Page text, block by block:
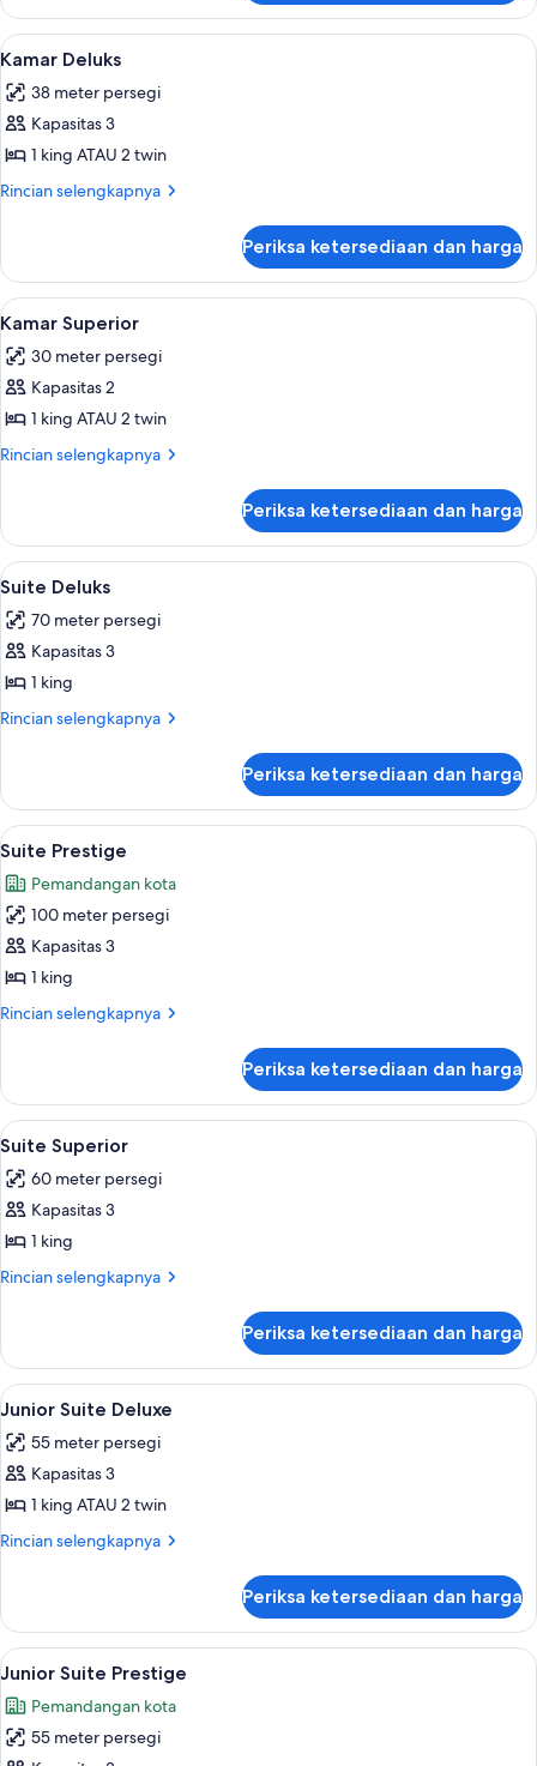
Chambre
Simple
Classique
Lihat
semua
foto
untuk
Kamar
Deluks
Kamar Deluks | Seprai premium,
5
Kamar Deluks
38 meter persegi
Kapasitas 3
1 king ATAU 2 twin
Rincian selengkapnya
Rincian
Kamar
Deluks
Periksa ketersediaan dan harga
Lihat
semua
foto
untuk
Kamar
Superior
Kamar Superior | Seprai premium,
4
Kamar Superior
30 meter persegi
Kapasitas 2
1 king ATAU 2 twin
Rincian selengkapnya
Rincian
Kamar
Superior
Periksa ketersediaan dan harga
Lihat
semua
foto
untuk
Suite
Deluks
Suite Deluks | Seprai premium,
5
Suite Deluks
70 meter persegi
Kapasitas 3
1 king
Rincian selengkapnya
Rincian
Suite
Deluks
Periksa ketersediaan dan harga
Lihat
semua
foto
untuk
Suite
Prestige
Seprai premium, bantalan ekstra
5
Suite Prestige
Pemandangan kota
100 meter persegi
Kapasitas 3
1 king
Rincian selengkapnya
Rincian
Suite
Prestige
Periksa ketersediaan dan harga
Lihat
semua
foto
untuk
Suite
Superior
Suite Superior | Seprai premium,
5
Suite Superior
60 meter persegi
Kapasitas 3
1 king
Rincian selengkapnya
Rincian
Suite
Superior
Periksa ketersediaan dan harga
Lihat
semua
foto
untuk
Junior
Suite
Junior Suite Deluxe | Seprai
5
Junior Suite Deluxe
55 meter persegi
Kapasitas 3
1 king ATAU 2 twin
Rincian selengkapnya
Rincian
Junior
Suite
Deluxe
Periksa ketersediaan dan harga
Lihat
semua
foto
untuk
Junior Suite Prestige | Seprai
5
Junior Suite Prestige
Pemandangan kota
55 meter persegi